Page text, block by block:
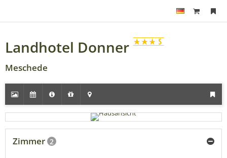
Landhotel Donner
Meschede
Zimmer 2